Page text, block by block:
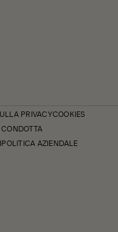
PRIVACYCOOKIES
POLITICA AZIENDALE